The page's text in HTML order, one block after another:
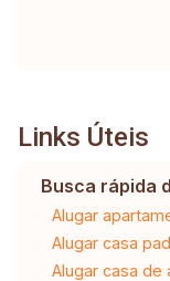
Links Úteis
Busca rápida
Alugar
Alugar casa
Alugar casa de